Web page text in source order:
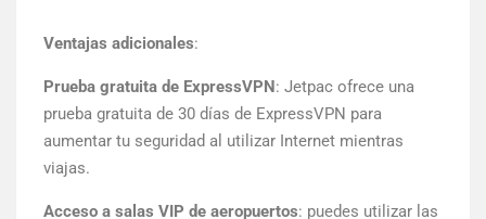
Ventajas adicionales:
Prueba gratuita de ExpressVPN: Jetpac ofrece una
prueba gratuita de 30 días de ExpressVPN para
aumentar tu seguridad al utilizar Internet mientras
viajas.
Acceso a salas VIP de aeropuertos: puedes utilizar las